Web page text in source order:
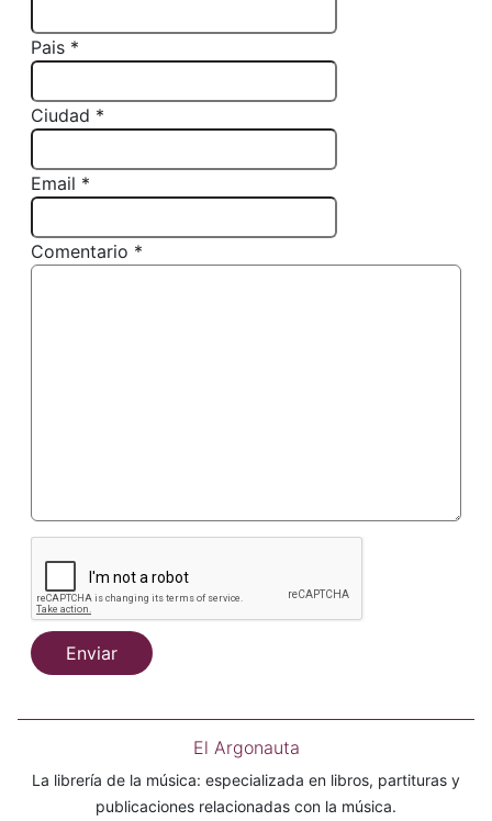
Pais *
Ciudad *
Email *
Comentario *
Enviar
El Argonauta
La librería de la música: especializada en libros, partituras y
publicaciones relacionadas con la música.